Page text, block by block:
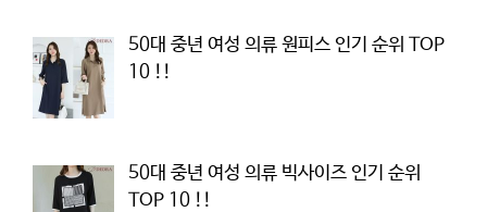
50대 중년 여성 의류 원피스 인기 순위 TOP
10 !!
50대 중년 여성 의류 빅사이즈 인기 순위
TOP 10 !!